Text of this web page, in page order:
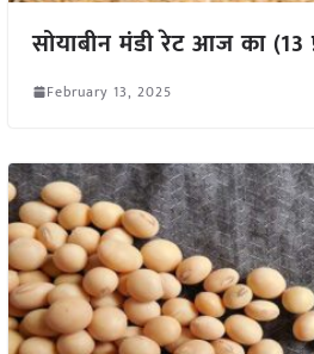
सोयाबीन मंडी रेट आज का
February 13, 2025